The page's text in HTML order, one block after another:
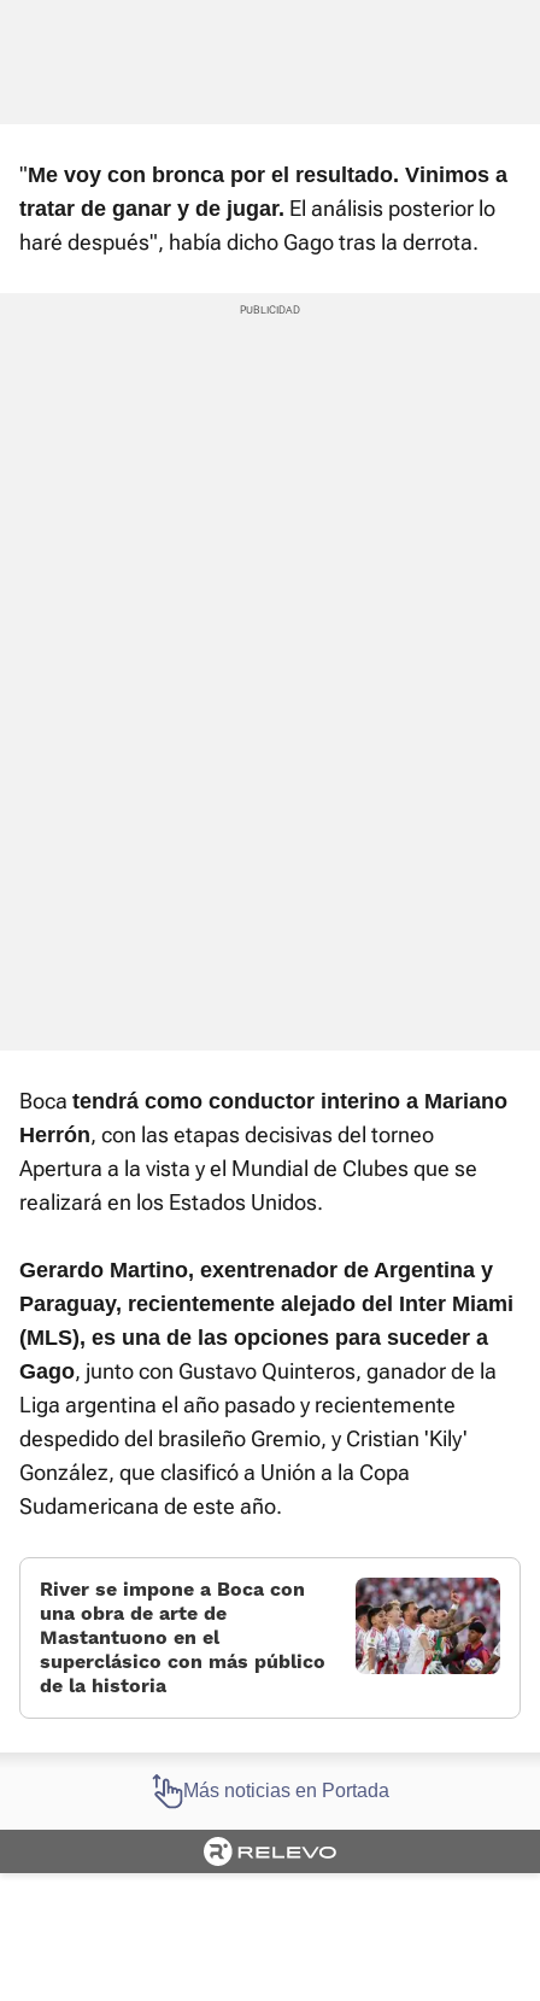
"Me voy con bronca por el resultado. Vinimos a
tratar de ganar y de jugar. El análisis posterior lo
haré después", había dicho Gago tras la derrota.
Boca tendrá como conductor interino a Mariano
Herrón, con las etapas decisivas del torneo
Apertura a la vista y el Mundial de Clubes que se
realizará en los Estados Unidos.
Gerardo Martino, exentrenador de Argentina y
Paraguay, recientemente alejado del Inter Miami
(MLS), es una de las opciones para suceder a
Gago, junto con Gustavo Quinteros, ganador de la
Liga argentina el año pasado y recientemente
despedido del brasileño Gremio, y Cristian 'Kily'
González, que clasificó a Unión a la Copa
Sudamericana de este año.
River se impone a Boca con
una obra de arte de
Mastantuono en el
superclásico con más público
de la historia
Más noticias en Portada